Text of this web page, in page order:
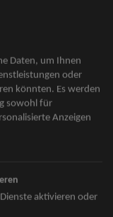
Daten, um Ihnen
oder
könnten. Es werden
sowohl für
Anzeigen
aktivieren oder